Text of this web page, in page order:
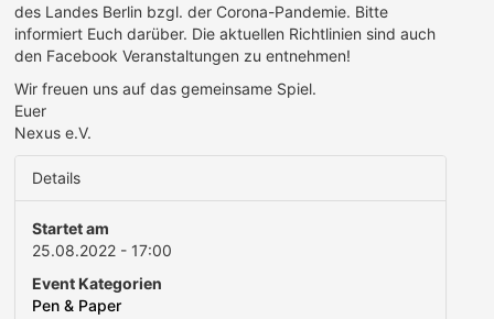
des Landes Berlin bzgl. der Corona-Pandemie. Bitte
informiert Euch darüber. Die aktuellen Richtlinien sind auch
den Facebook Veranstaltungen zu entnehmen!
Wir freuen uns auf das gemeinsame Spiel.
Euer
Nexus e.V.
Details
Startet am
25.08.2022 - 17:00
Event Kategorien
Pen & Paper